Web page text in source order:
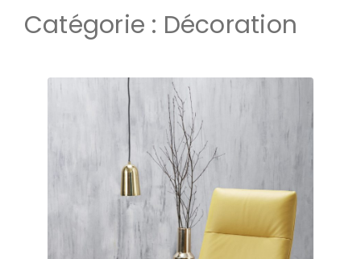
Catégorie : Décoration